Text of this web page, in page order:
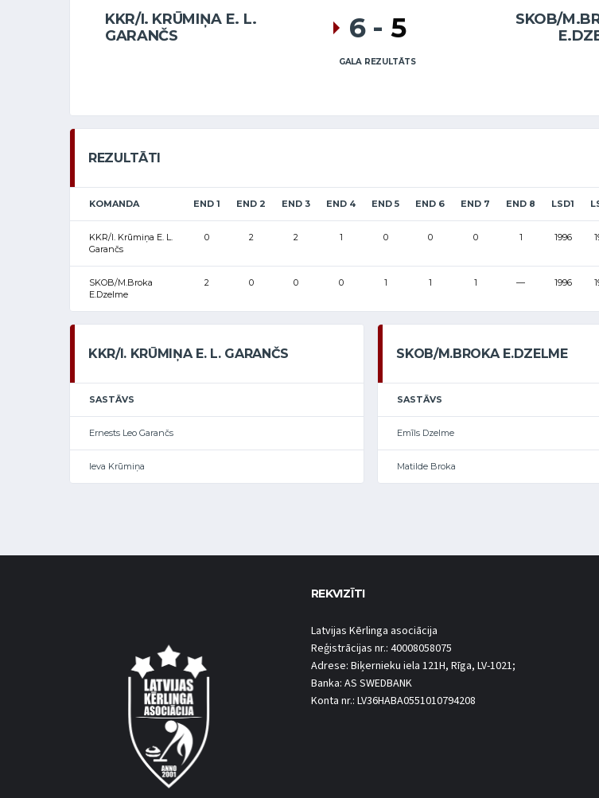
KKR/I. KRŪMIŅA E. L.
GARANČS
SKOB/
6 - 5
GALA REZULTĀTS
REZULTĀTI
KOMANDA END 1 END 2 END 3 END 4 END 5 END 6 END 7 END 8 LSD1
KKR/I. Krūmiņa E. L.
Garančs
0 2 2 1 0 0 0 1 1996
SKOB/M.Broka
E.Dzelme
2 0 0 0 1 1 1 — 1996
KKR/I. KRŪMIŅA E. L. GARANČS
SASTĀVS
Ernests Leo Garančs
Ieva Krūmiņa
SKOB/M.BROKA E.DZELME
SASTĀVS
Emīls Dzelme
Matilde Broka
REKVIZĪTI
Latvijas Kērlinga asociācija
Reģistrācijas nr.: 40008058075
Adrese: Biķernieku iela 121H, Rīga, LV-1021;
Banka: AS SWEDBANK
Konta nr.: LV36HABA0551010794208